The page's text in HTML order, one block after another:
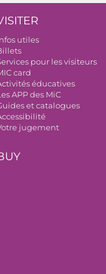
utiles
pour les visiteurs
card
éducatives
APP des MiC
et catalogues
jugement